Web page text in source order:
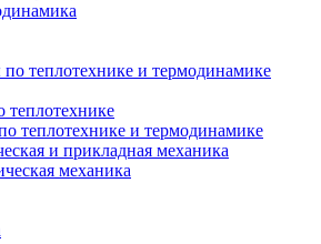
теплотехнике и термодинамике
теплотехнике
теплотехнике и термодинамике
и прикладная механика
механика